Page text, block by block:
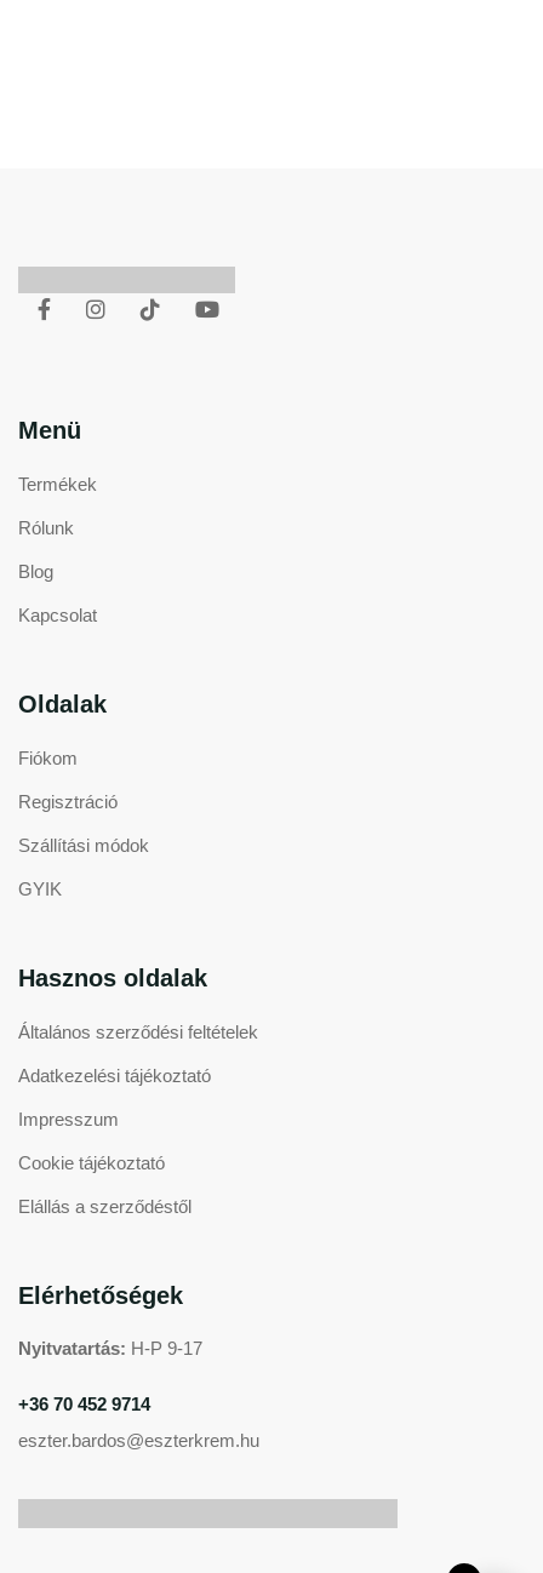
Menü
Termékek
Rólunk
Blog
Kapcsolat
Oldalak
Fiókom
Regisztráció
Szállítási módok
GYIK
Hasznos oldalak
Általános szerződési feltételek
Adatkezelési tájékoztató
Impresszum
Cookie tájékoztató
Elállás a szerződéstől
Elérhetőségek
Nyitvatartás: H-P 9-17
+36 70 452 9714
eszter.bardos@eszterkrem.hu